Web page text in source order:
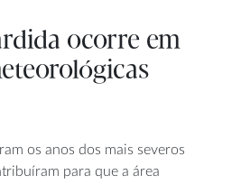
ocorre em
os anos dos mais severos
para que a área